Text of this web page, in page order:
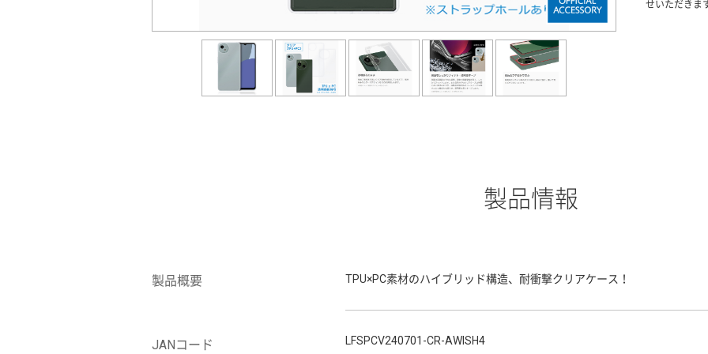
せいただきま
製品情報
製品概要 TPU×PC素材のハイブリッド構造、耐衝撃クリアケース！
JANコード LFSPCV240701-CR-AWISH4